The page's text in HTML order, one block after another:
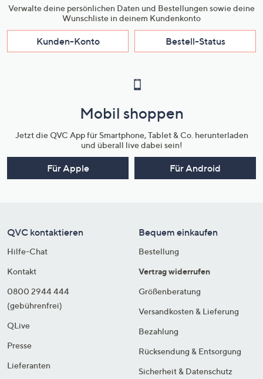
Verwalte deine persönlichen Daten und Bestellungen sowie deine
Wunschliste in deinem Kundenkonto
Kunden-Konto Bestell-Status
Mobil shoppen
Jetzt die QVC App für Smartphone, Tablet & Co. herunterladen
und überall live dabei sein!
Für Apple Für Android
QVC kontaktieren
Hilfe-Chat
Kontakt
0800 2944 444
(gebührenfrei)
QLive
Presse
Lieferanten
Bequem einkaufen
Bestellung
Vertrag widerrufen
Größenberatung
Versandkosten & Lieferung
Bezahlung
Rücksendung & Entsorgung
Sicherheit & Datenschutz